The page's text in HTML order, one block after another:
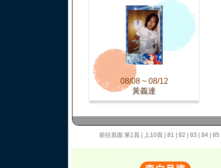
08/08 ~ 08/12
黃義達
前往頁面 第1頁 上10頁 81 82 83 84 85